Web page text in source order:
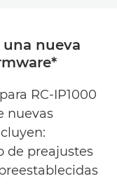
nueva
RC-IP1000
nuevas
de preajustes